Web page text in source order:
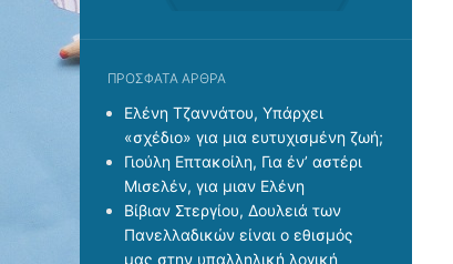
ΠΡΌΣΦΑΤΑ ΆΡΘΡΑ
Ελένη Τζαννάτου, Υπάρχει
«σχέδιο» για μια ευτυχισμένη ζωή;
Γιούλη Επτακοίλη, Για έν’ αστέρι
Μισελέν, για μιαν Ελένη
Βίβιαν Στεργίου, Δουλειά των
Πανελλαδικών είναι ο εθισμός
μας στην υπαλληλική λογική